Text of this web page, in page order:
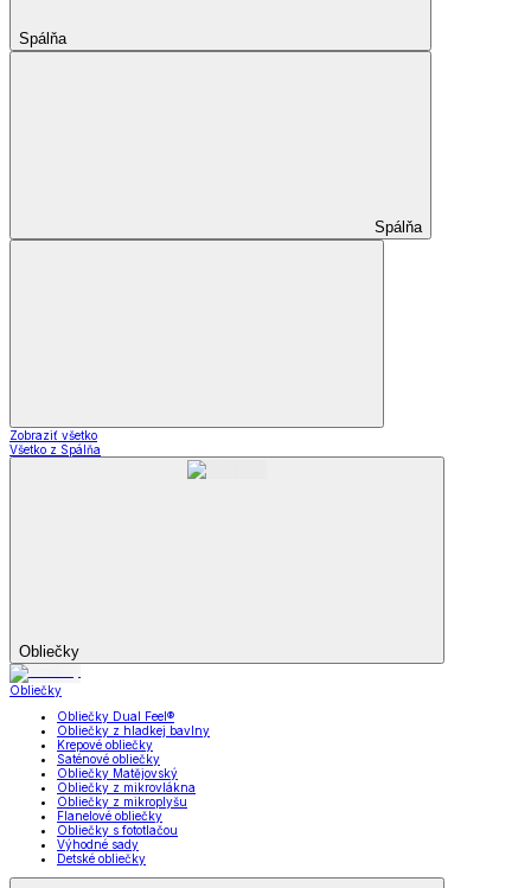
Spálňa
Spálňa
Zobraziť všetko
Všetko z Spálňa
Obliečky
Obliečky
Obliečky Dual Feel®
Obliečky z hladkej bavlny
Krepové obliečky
Saténové obliečky
Obliečky Matějovský
Obliečky z mikrovlákna
Obliečky z mikroplyšu
Flanelové obliečky
Obliečky s fototlačou
Výhodné sady
Detské obliečky